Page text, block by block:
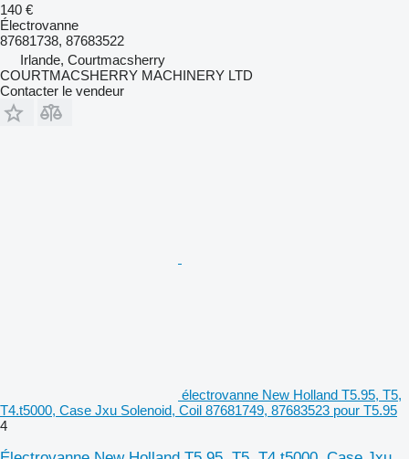
140 €
Électrovanne
87681738, 87683522
Irlande, Courtmacsherry
COURTMACSHERRY MACHINERY LTD
Contacter le vendeur
électrovanne New Holland T5.95, T5,
T4.t5000, Case Jxu Solenoid, Coil 87681749, 87683523 pour T5.95
4